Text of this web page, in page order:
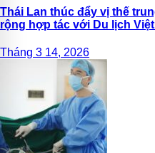
Thái Lan thúc đẩy vị thế
rộng hợp tác với Du lịch
Tháng 3 14, 2026